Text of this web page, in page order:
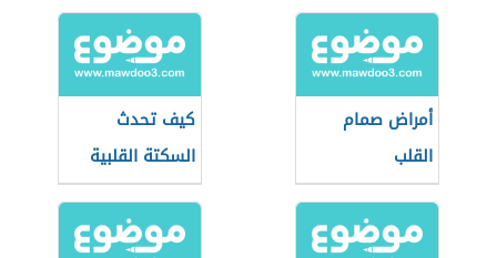
أمراض صمام
القلب
كيف تحدث
السكتة القلبية